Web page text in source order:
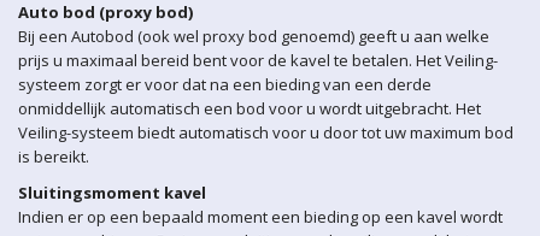
Auto bod (proxy bod)
Bij een Autobod (ook wel proxy bod genoemd) geeft u aan welke
prijs u maximaal bereid bent voor de kavel te betalen. Het Veiling-
systeem zorgt er voor dat na een bieding van een derde
onmiddellijk automatisch een bod voor u wordt uitgebracht. Het
Veiling-systeem biedt automatisch voor u door tot uw maximum bod
is bereikt.
Sluitingsmoment kavel
Indien er op een bepaald moment een bieding op een kavel wordt